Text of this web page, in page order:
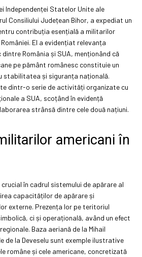
Independenței Statelor Unite ale
Consiliului Județean Bihor, a expediat un
contribuția esențială a militarilor
El a evidențiat relevanța
România și SUA, menționând că
pe pământ românesc constituie un
stabilitatea și siguranța națională.
dintr-o serie de activități organizate cu
a SUA, scoțând în evidență
strânsă dintre cele două națiuni.
americani în
în cadrul sistemului de apărare al
capacităților de apărare și
externe. Prezența lor pe teritoriul
ci și operațională, având un efect
Baza aeriană de la Mihail
de la Deveselu sunt exemple ilustrative
române și cele americane, concretizată